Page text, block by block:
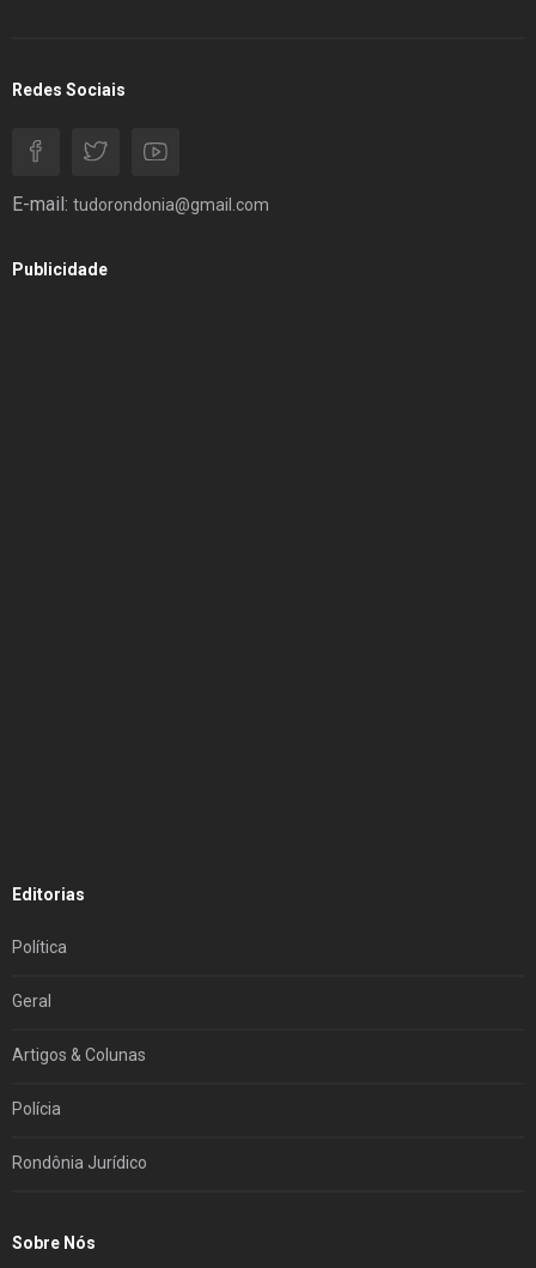
Redes Sociais
E-mail: tudorondonia@gmail.com
Publicidade
Editorias
Política
Geral
Artigos & Colunas
Polícia
Rondônia Jurídico
Sobre Nós